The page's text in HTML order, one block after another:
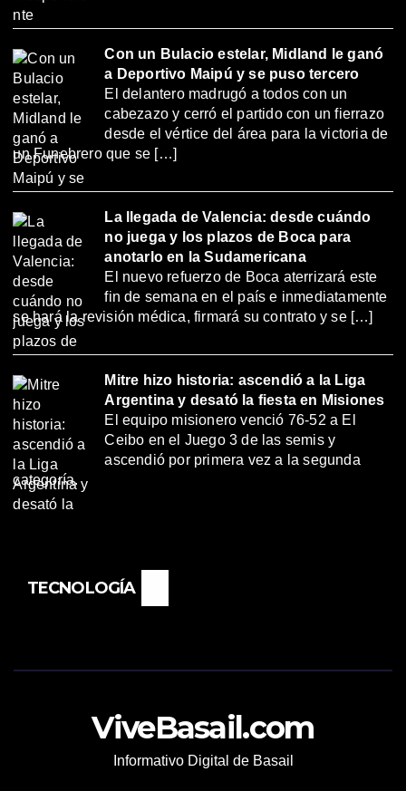
Con un Bulacio estelar, Midland le ganó
a Deportivo Maipú y se puso tercero
El delantero madrugó a todos con un
cabezazo y cerró el partido con un fierrazo
desde el vértice del área para la victoria de
un Funebrero que se […]
La llegada de Valencia: desde cuándo
no juega y los plazos de Boca para
anotarlo en la Sudamericana
El nuevo refuerzo de Boca aterrizará este
fin de semana en el país e inmediatamente
se hará la revisión médica, firmará su contrato y se […]
Mitre hizo historia: ascendió a la Liga
Argentina y desató la fiesta en Misiones
El equipo misionero venció 76-52 a El
Ceibo en el Juego 3 de las semis y
ascendió por primera vez a la segunda
categoría.
TECNOLOGÍA
ViveBasail.com
Informativo Digital de Basail